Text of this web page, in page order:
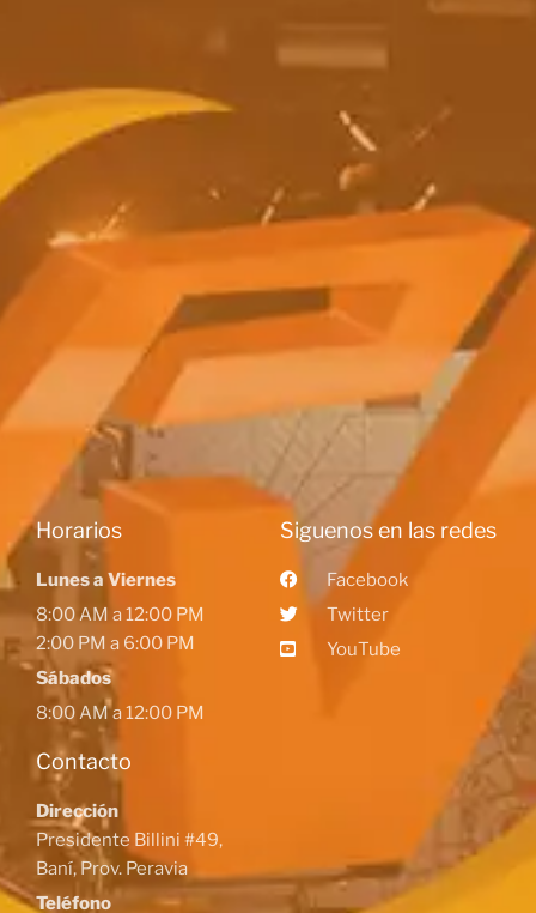
Horarios
Lunes a Viernes
8:00 AM a 12:00 PM
2:00 PM a 6:00 PM
Sábados
8:00 AM a 12:00 PM
Contacto
Dirección
Presidente Billini #49,
Baní, Prov. Peravia
Teléfono
Siguenos en las redes
Facebook
Twitter
YouTube